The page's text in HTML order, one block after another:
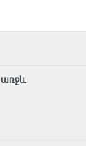
առջև